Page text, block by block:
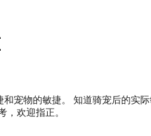
物的敏捷。 知道骑宠后的实
，欢迎指正。